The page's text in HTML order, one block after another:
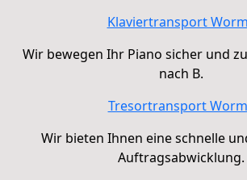
Klaviertransport
Wir bewegen Ihr Piano sicher und
nach B.
Tresortransport
Wir bieten Ihnen eine schnelle
Auftragsabwicklung.